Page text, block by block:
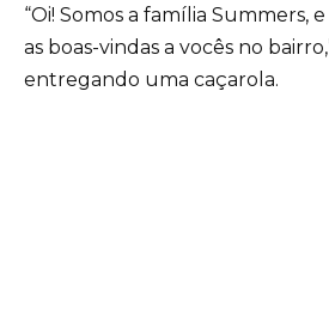
“Oi! Somos a família Summers,
as boas-vindas a vocês no
entregando uma caçarola.